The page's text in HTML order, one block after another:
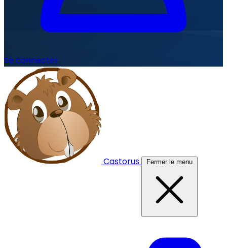
Se connecter
Castorus Fermer le menu